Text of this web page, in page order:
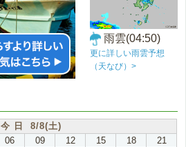
雨雲(04:50)
更に詳しい雨雲予想
（天なび）>
今 日 8/8(土)
06 09 12 15 18 21